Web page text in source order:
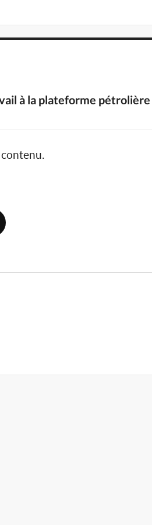
à la plateforme pétrolière